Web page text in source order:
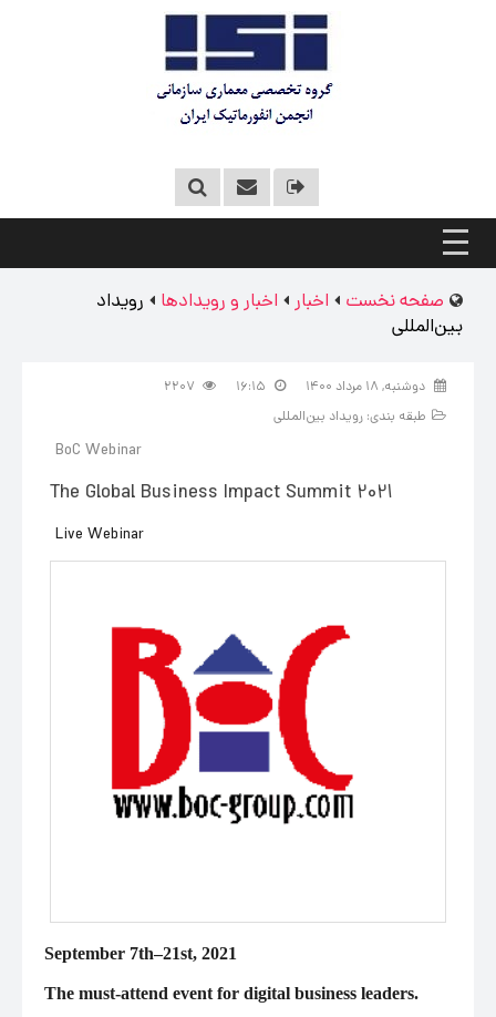
صفحه نخست اخبار اخبار و رویدادها
رویداد
بین‌المللی
دوشنبه, ۱۸ مرداد ۱۴۰۰ ۱۶:۱۵
۲۲۰۷
طبقه بندی: رویداد بین‌المللی
BoC Webinar
The Global Business Impact Summit 2021
Live Webinar
September 7th–21st, 2021
The must-attend event for digital business leaders.